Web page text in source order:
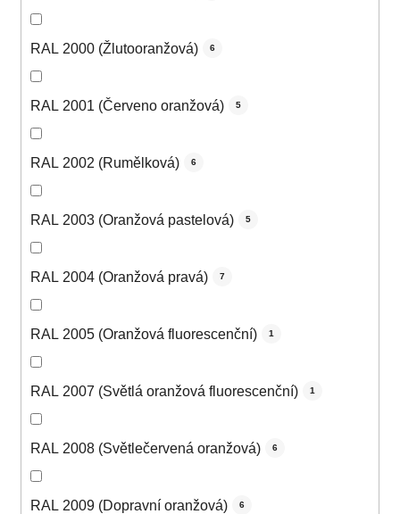
RAL 2000 (Žlutooranžová) 6
RAL 2001 (Červeno oranžová) 5
RAL 2002 (Rumělková) 6
RAL 2003 (Oranžová pastelová) 5
RAL 2004 (Oranžová pravá) 7
RAL 2005 (Oranžová fluorescenční) 1
RAL 2007 (Světlá oranžová fluorescenční) 1
RAL 2008 (Světlečervená oranžová) 6
RAL 2009 (Dopravní oranžová) 6